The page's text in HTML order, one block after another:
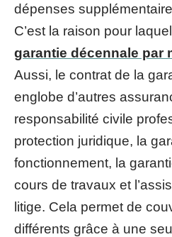
dépenses
C’est la raison pour
garantie décennale par
Aussi, le contrat de la
englobe d’autres
responsabilité civile
protection juridique, la
fonctionnement, la
cours de travaux et
litige. Cela permet de
différents grâce à une